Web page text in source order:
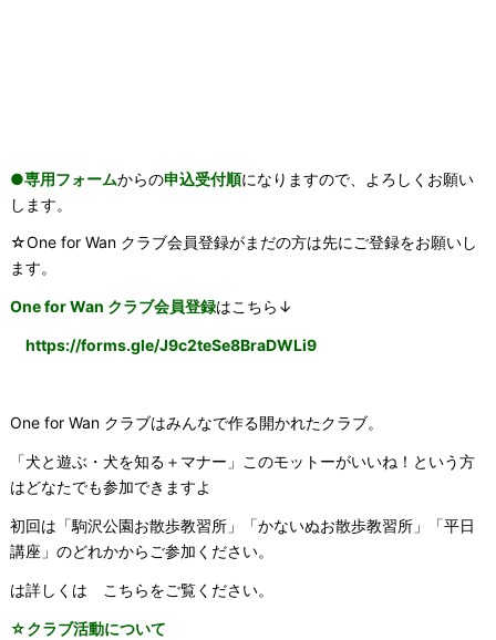
●専用フォームからの申込受付順になりますので、よろしくお願い
します。
☆One for Wan クラブ会員登録がまだの方は先にご登録をお願いし
ます。
One for Wan クラブ会員登録はこちら↓
https://forms.gle/J9c2teSe8BraDWLi9
One for Wan クラブはみんなで作る開かれたクラブ。
「犬と遊ぶ・犬を知る＋マナー」このモットーがいいね！という方
はどなたでも参加できますよ
初回は「駒沢公園お散歩教習所」「かないぬお散歩教習所」「平日
講座」のどれかからご参加ください。
は詳しくは こちらをご覧ください。
☆クラブ活動について